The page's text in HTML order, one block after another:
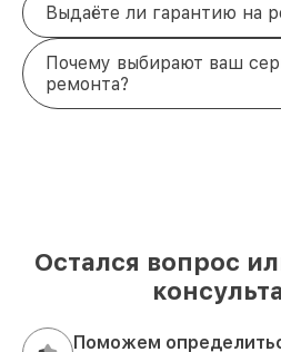
Выдаёте ли гарантию на
Почему выбирают ваш
ремонта?
Остался вопрос
Поможем